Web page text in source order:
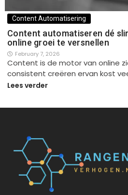
Content Automatisering
Content automatiseren dé
online groei te versnellen
February 7, 2026
Content is de motor van online
consistent creëren ervan kost
Lees verder